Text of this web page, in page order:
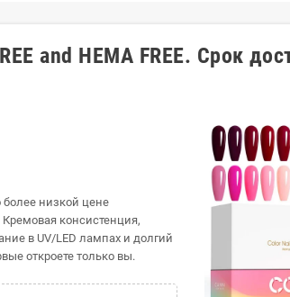
and HEMA FREE. Срок
более низкой цене
Кремовая консистенция,
в UV/LED лампах и долгий
откроете только вы.